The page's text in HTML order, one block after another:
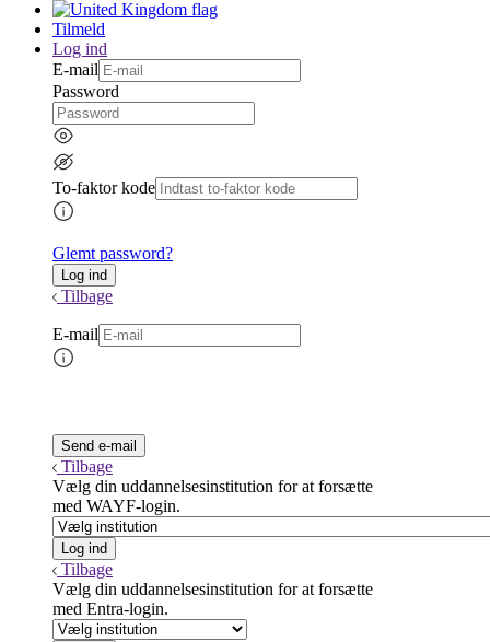
Tilmeld
Log ind
E-mail
Password
To-faktor kode
Glemt password?
Tilbage
E-mail
Tilbage
Vælg din uddannelsesinstitution for at forsætte
med WAYF-login.
Tilbage
Vælg din uddannelsesinstitution for at forsætte
med Entra-login.